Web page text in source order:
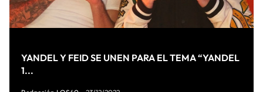
YANDEL Y FEID SE UNEN PARA EL TEMA “YANDEL
1...